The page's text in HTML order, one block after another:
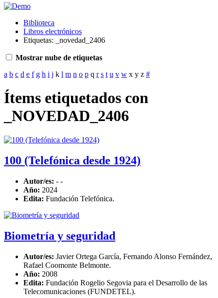
Biblioteca
Libros electrónicos
Etiquetas: _novedad_2406
Mostrar nube de etiquetas
a b c d e f g h i j k l m n o p q r s t u v w x y z #
Ítems etiquetados con
_NOVEDAD_2406
100 (Telefónica desde 1924)
Autor/es: - -
Año: 2024
Edita: Fundación Telefónica.
Biometría y seguridad
Autor/es: Javier Ortega García, Fernando Alonso Fernández,
Rafael Coomonte Belmonte.
Año: 2008
Edita: Fundación Rogelio Segovia para el Desarrollo de las
Telecomunicaciones (FUNDETEL).